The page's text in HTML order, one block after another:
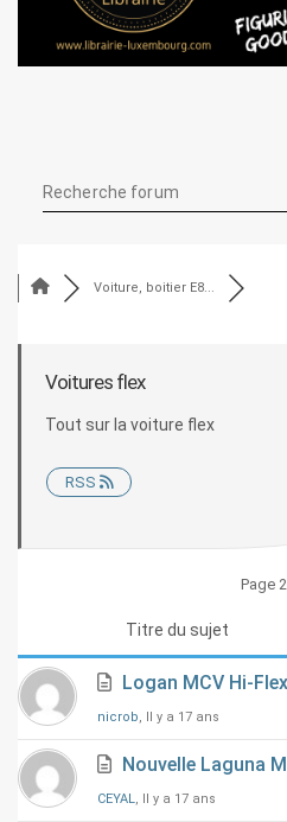
Voiture, boitier E8...
Voitures flex
Tout sur la voiture flex
RSS
Page
Titre du sujet
Logan MCV Hi-
nicrob, Il y a 17 ans
Nouvelle Laguna
CEYAL, Il y a 17 ans